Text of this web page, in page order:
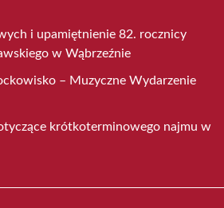
i upamiętnienie 82. rocznicy
w Wąbrzeźnie
– Muzyczne Wydarzenie
krótkoterminowego najmu w